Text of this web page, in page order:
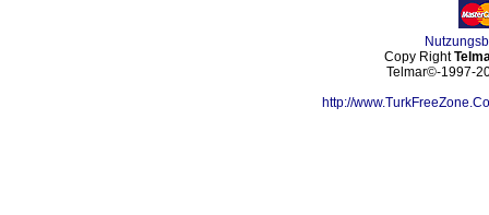
Copy Right
Telmar©-1997-
http://